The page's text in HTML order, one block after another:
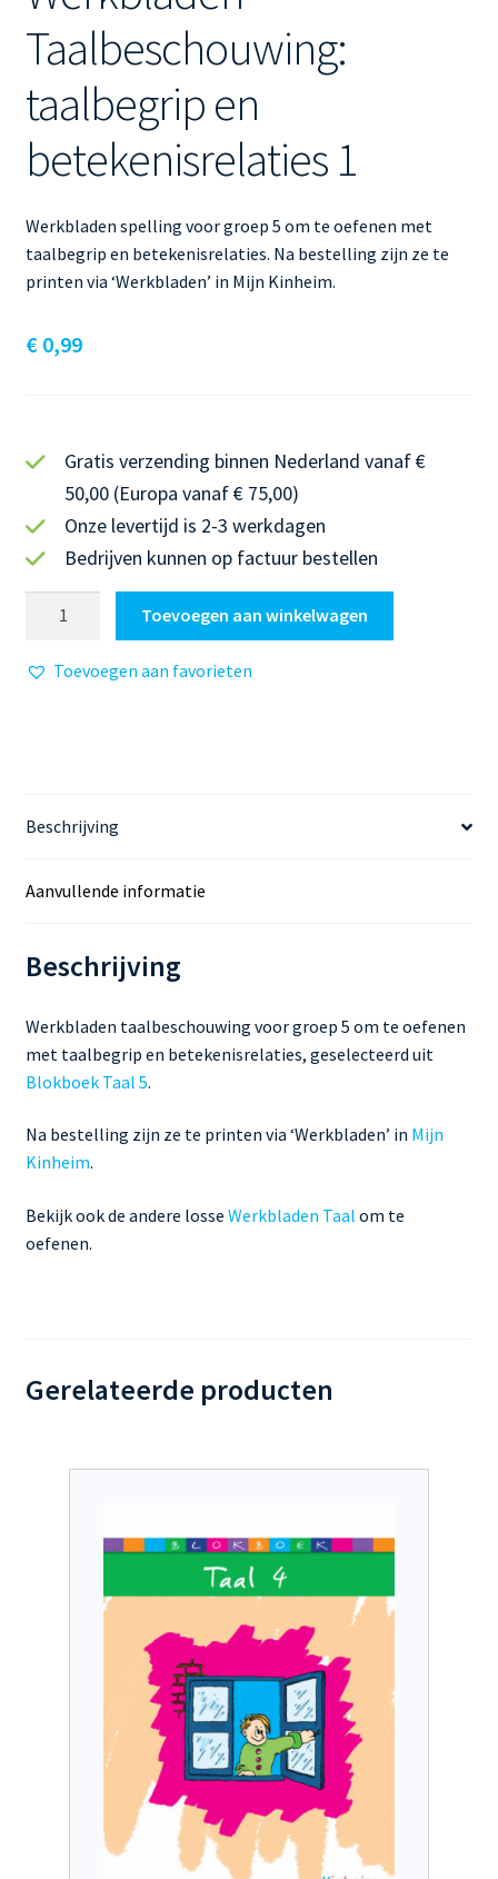
Taalbeschouwing:
taalbegrip en
betekenisrelaties 1
Werkbladen spelling voor groep 5 om te oefenen met
taalbegrip en betekenisrelaties. Na bestelling zijn ze te
printen via ‘Werkbladen’ in Mijn Kinheim.
€0,99
Gratis verzending binnen Nederland vanaf €
50,00 (Europa vanaf € 75,00)
Onze levertijd is 2-3 werkdagen
Bedrijven kunnen op factuur bestellen
betekenisrelaties
aantal
Toevoegen aan winkelwagen
Toevoegen aan favorieten
Beschrijving
Aanvullende informatie
Beschrijving
Werkbladen taalbeschouwing voor groep 5 om te oefenen
met taalbegrip en betekenisrelaties, geselecteerd uit
Blokboek Taal 5.
Na bestelling zijn ze te printen via ‘Werkbladen’ in Mijn
Kinheim.
Bekijk ook de andere losse Werkbladen Taal om te
oefenen.
Gerelateerde producten